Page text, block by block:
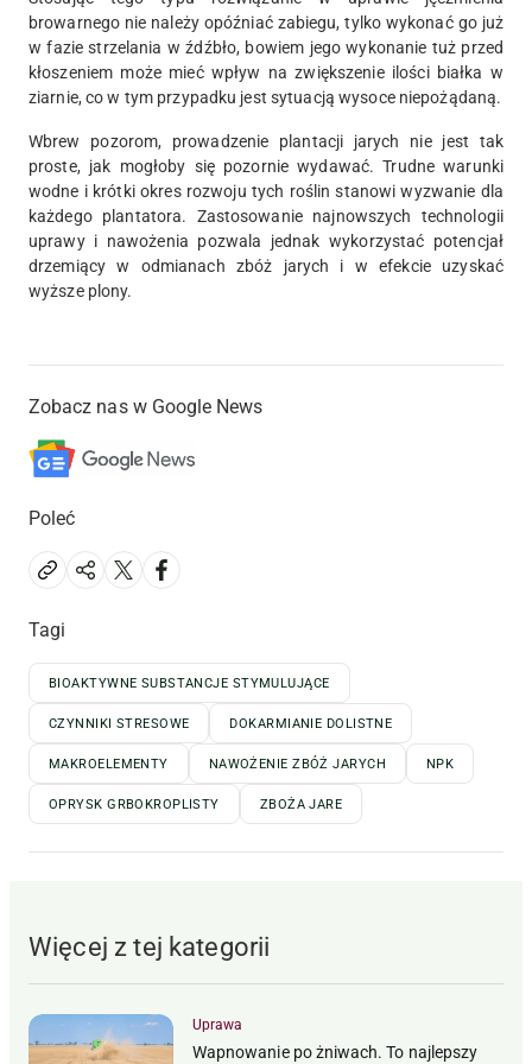
browarnego nie należy opóźniać zabiegu, tylko wykonać go już
w fazie strzelania w źdźbło, bowiem jego wykonanie tuż przed
kłoszeniem może mieć wpływ na zwiększenie ilości białka w
ziarnie, co w tym przypadku jest sytuacją wysoce niepożądaną.
Wbrew pozorom, prowadzenie plantacji jarych nie jest tak
proste, jak mogłoby się pozornie wydawać. Trudne warunki
wodne i krótki okres rozwoju tych roślin stanowi wyzwanie dla
każdego plantatora. Zastosowanie najnowszych technologii
uprawy i nawożenia pozwala jednak wykorzystać potencjał
drzemiący w odmianach zbóż jarych i w efekcie uzyskać
wyższe plony.
Zobacz nas w Google News
Poleć
Tagi
BIOAKTYWNE SUBSTANCJE STYMULUJĄCE
CZYNNIKI STRESOWE DOKARMIANIE DOLISTNE
MAKROELEMENTY NAWOŻENIE ZBÓŻ JARYCH NPK
OPRYSK GRBOKROPLISTY ZBOŻA JARE
Więcej z tej kategorii
Uprawa
Wapnowanie po żniwach. To najlepszy